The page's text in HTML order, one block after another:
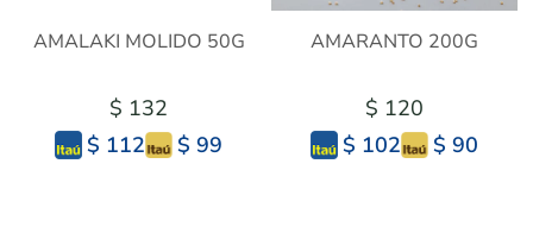
AMALAKI MOLIDO 50G
$ 132
$ 112
$ 99
AMARANTO 200G
$ 120
$ 102
$ 90